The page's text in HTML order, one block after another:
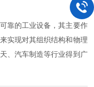
靠的工业设备，其主要作
实现对其组织结构和物理
、汽车制造等行业得到广